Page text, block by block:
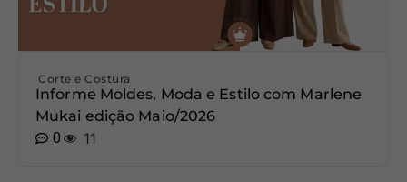
Corte e Costura
Informe Moldes, Moda e Estilo com Marlene
Mukai edição Maio/2026
0
11